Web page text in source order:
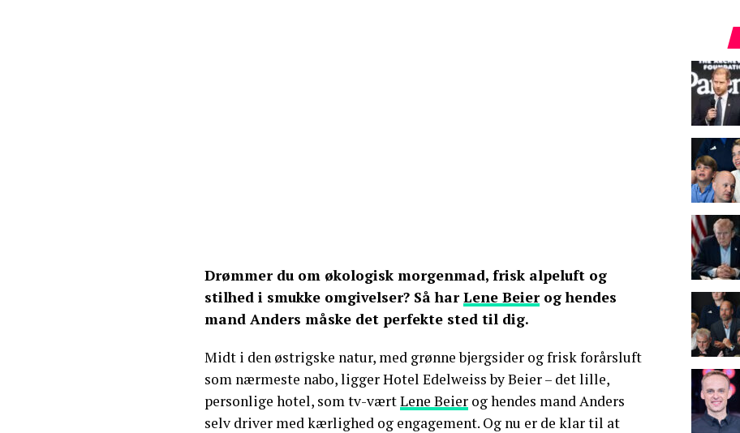
Drømmer du om økologisk morgenmad, frisk alpeluft og
stilhed i smukke omgivelser? Så harLene Beierog hendes
mand Anders måske det perfekte sted til dig.
Midt i den østrigske natur, med grønne bjergsider og frisk forårsluft
som nærmeste nabo, ligger Hotel Edelweiss by Beier – det lille,
personlige hotel, som tv-værtLene Beier og hendes mand Anders
selv driver med kærlighed og engagement. Og nu er de klar til at